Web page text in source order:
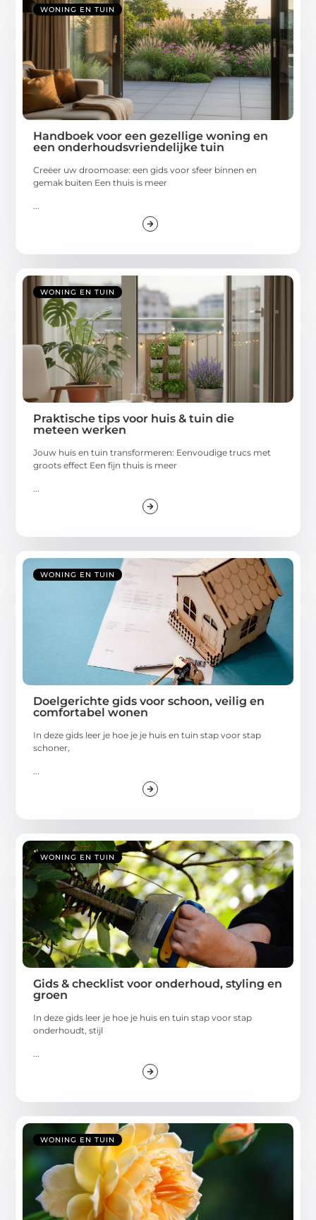
WONING EN TUIN
Handboek voor een gezellige woning en
een onderhoudsvriendelijke tuin
Creëer uw droomoase: een gids voor sfeer binnen en
gemak buiten Een thuis is meer
WONING EN TUIN
Praktische tips voor huis & tuin die
meteen werken
Jouw huis en tuin transformeren: Eenvoudige trucs met
groots effect Een fijn thuis is meer
WONING EN TUIN
Doelgerichte gids voor schoon, veilig en
comfortabel wonen
In deze gids leer je hoe je je huis en tuin stap voor stap
schoner,
WONING EN TUIN
Gids & checklist voor onderhoud, styling en
groen
In deze gids leer je hoe je huis en tuin stap voor stap
onderhoudt, stijl
WONING EN TUIN